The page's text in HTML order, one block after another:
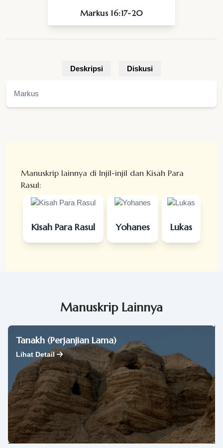
Markus 16:17-20
Deskripsi Diskusi
Markus
Manuskrip lainnya di Injil-injil dan Kisah Para
Rasul:
Kisah Para Rasul Yohanes Lukas
Manuskrip Lainnya
Tanakh (Perjanjian Lama)
Lihat Detail